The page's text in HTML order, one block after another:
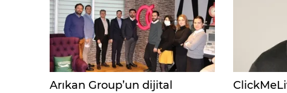
Arıkan Group’un dijital